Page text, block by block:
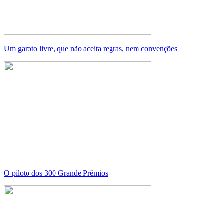
Um garoto livre, que não aceita regras, nem convenções
O piloto dos 300 Grande Prêmios